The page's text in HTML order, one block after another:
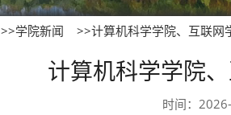
>>学院新闻 >>计算机科学学院、互联
计算机科学学院
时间：